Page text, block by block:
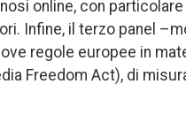
online, con
Infine, il terzo panel
regole europee in
Freedom Act), di